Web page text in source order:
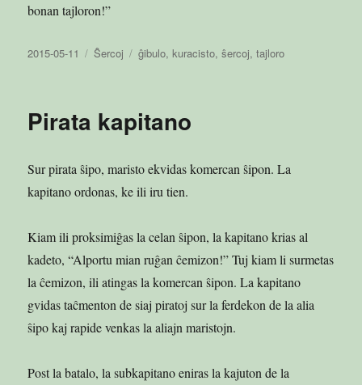
bonan tajloron!”
Publikigita
2015-05-11 Kategorioj
Ŝercoj Etikedoj
ĝibulo,kuracisto,ŝercoj,tajloro
Pirata kapitano
Sur pirata ŝipo, maristo ekvidas komercan ŝipon. La
kapitano ordonas, ke ili iru tien.
Kiam ili proksimiĝas la celan ŝipon, la kapitano krias al
kadeto, “Alportu mian ruĝan ĉemizon!” Tuj kiam li surmetas
la ĉemizon, ili atingas la komercan ŝipon. La kapitano
gvidas taĉmenton de siaj piratoj sur la ferdekon de la alia
ŝipo kaj rapide venkas la aliajn maristojn.
Post la batalo, la subkapitano eniras la kajuton de la